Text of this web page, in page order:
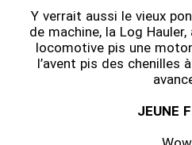
Y verrait aussi le vieux
de machine, la Log
locomotive pis une
l’avent pis des chenilles
JEUNE